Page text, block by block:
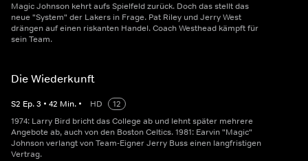
Magic Johnson kehrt aufs Spielfeld zurück. Doch das stellt das
neue "System" der Lakers in Frage. Pat Riley und Jerry West
drängen auf einen riskanten Handel. Coach Westhead kämpft für
sein Team.
Die Wiederkunft
S2 Ep.3 • 42 Min. • HD
12
1974: Larry Bird bricht das College ab und lehnt später mehrere
Angebote ab, auch von den Boston Celtics. 1981: Earvin "Magic"
Johnson verlangt von Team-Eigner Jerry Buss einen langfristigen
Vertrag.